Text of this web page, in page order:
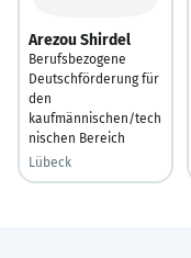
Arezou Shirdel
Berufsbezogene
Deutschförderung für
den
kaufmännischen/tech
nischen Bereich
Lübeck